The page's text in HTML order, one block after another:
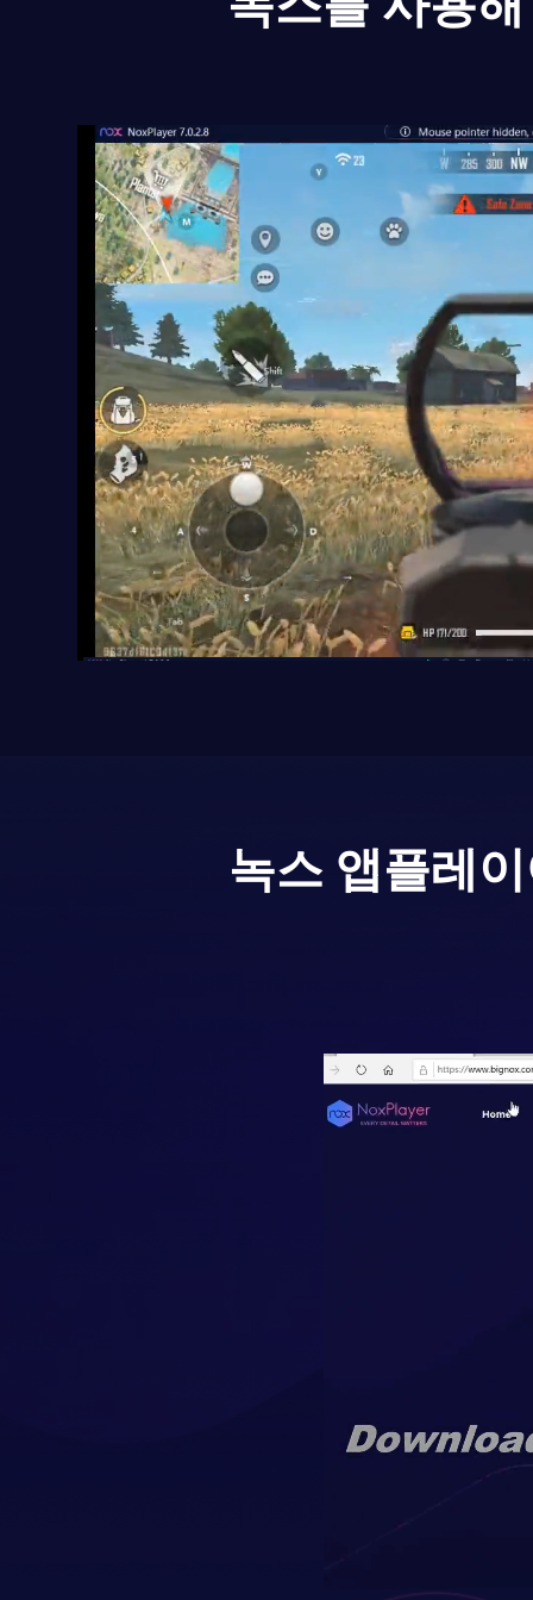
녹스 앱플레